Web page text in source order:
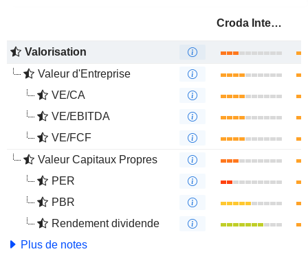
Croda International Plc
Valorisation
Valeur d'Entreprise
VE/CA
VE/EBITDA
VE/FCF
Valeur Capitaux Propres
PER
PBR
Rendement dividende
Plus de notes